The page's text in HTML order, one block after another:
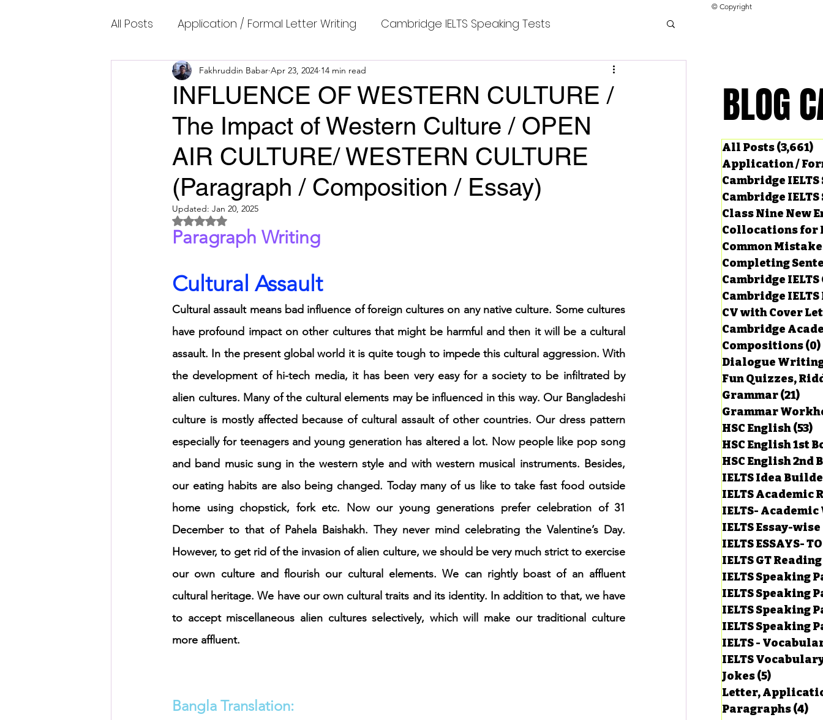
All Posts Application / Formal Letter Writing Cambridge IELTS Speaking Tests
Cambridge IELTS Speaking Tests Class Nine New English Syllabus-24 Collocations for IELTS
Common Mistakes Completing Sentences Cambridge IELTS GT Reading Tests
Cambridge IELTS Listening Answer CV with Cover Letter
Cambridge Academic Reading Tests
HSC English HSC English 1st Board Questions HSC English 2nd Board Questions
IELTS Essay-wise Ideas IELTS ESSAYS- TOPIC BASED IELTS GT Reading Tests with Answers
IELTS Speaking Part-1 IELTS Speaking Part-2 IELTS Speaking Part-3 Model Answer
IELTS Speaking Parts 1,2 & 3 for 24 IELTS - Vocabulary
INFLUENCE OF WESTERN CULTURE /
The Impact of Western Culture / OPEN
AIR CULTURE/ WESTERN CULTURE
(Paragraph / Composition / Essay)
Fakhruddin Babar Apr 23, 2024 14 min read
Updated: Jan 20, 2025
Rated NaN out of 5 stars.
Paragraph Writing
Cultural Assault
Cultural assault means bad influence of foreign cultures on any native culture. Some cultures
have profound impact on other cultures that might be harmful and then it will be a cultural
assault. In the present global world it is quite tough to impede this cultural aggression. With
the development of hi-tech media, it has been very easy for a society to be infiltrated by
alien cultures. Many of the cultural elements may be influenced in this way. Our Bangladeshi
culture is mostly affected because of cultural assault of other countries. Our dress pattern
especially for teenagers and young generation has altered a lot. Now people like pop song
and band music sung in the western style and with western musical instruments. Besides,
our eating habits are also being changed. Today many of us like to take fast food outside
home using chopstick, fork etc. Now our young generations prefer celebration of 31
December to that of Pahela Baishakh. They never mind celebrating the Valentine’s Day.
However, to get rid of the invasion of alien culture, we should be very much strict to exercise
our own culture and flourish our cultural elements. We can rightly boast of an affluent
cultural heritage. We have our own cultural traits and its identity. In addition to that, we have
to accept miscellaneous alien cultures selectively, which will make our traditional culture
more affluent.
Bangla Translation:
© Copyright
All Posts(3,661)
Application /
Cambridge
Cambridge
Class Nine New
Collocations for
Common
Completing
Cambridge IELTS
Cambridge
CV with Cover
Cambridge
Compositions(0)
Dialogue
Fun Quizzes,
Grammar(21)
HSC English(53)
HSC English 1st
HSC English 2nd
IELTS Idea
IELTS Academic
IELTS-
IELTS Essay-
IELTS ESSAYS-
IELTS GT
IELTS Speaking
IELTS Speaking
IELTS Speaking
IELTS Speaking
IELTS -
IELTS
Jokes(5)
Letter,
Paragraphs(4)
BLOG
BLOG